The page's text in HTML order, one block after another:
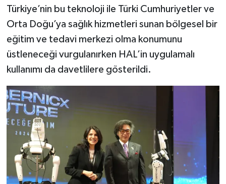
Türkiye’nin bu teknoloji ile Türki Cumhuriyetler ve
Orta Doğu’ya sağlık hizmetleri sunan bölgesel bir
eğitim ve tedavi merkezi olma konumunu
üstleneceği vurgulanırken HAL’in uygulamalı
kullanımı da davetlilere gösterildi.